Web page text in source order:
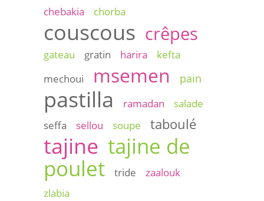
chebakia
chorba
couscous crêpes
gateau gratin harira
kefta
mechoui
msemen pain
pastilla ramadan
salade
seffa
sellou soupe taboulé
tajine tajine de
poulet
tride
zaalouk
zlabia